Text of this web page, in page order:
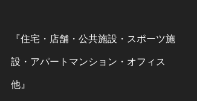
『住宅・店舗・公共施設・スポーツ施
設・アパートマンション・オフィス
他』